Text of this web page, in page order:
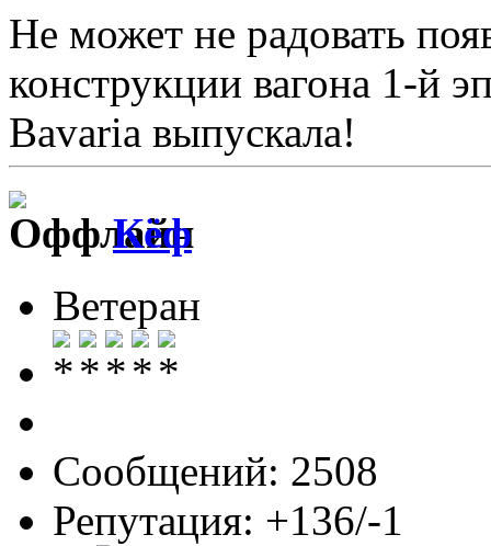
Не может не радовать
конструкции вагона 1-й
Bavaria выпускала!
Кёф
Ветеран
Сообщений: 2508
Репутация: +136/-1